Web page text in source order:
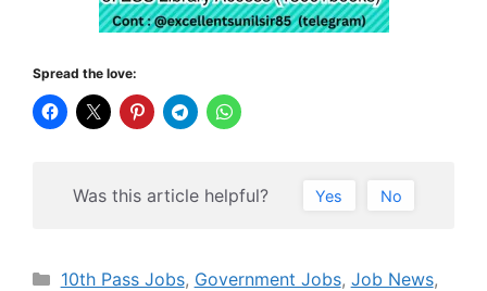
Spread the love:
Was this article helpful? Yes No
Categories
10th Pass Jobs, Government Jobs, Job News,